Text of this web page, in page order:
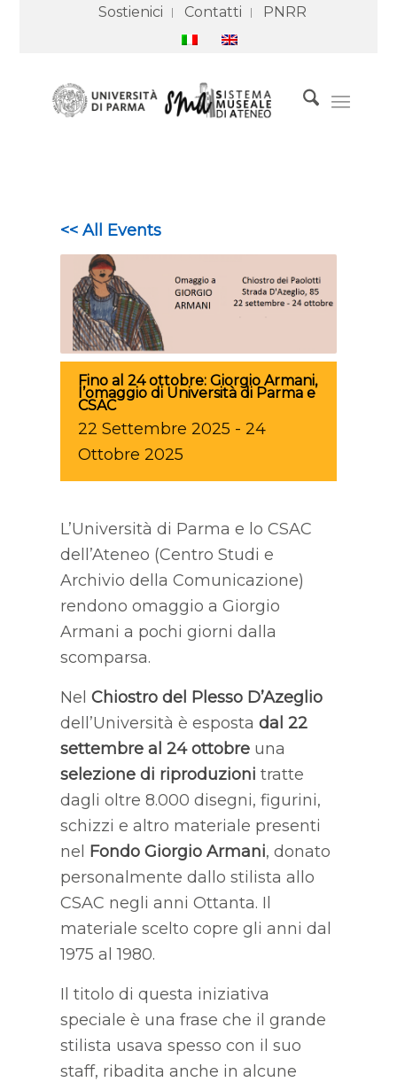
Sostienici Contatti PNRR
<< All Events
Fino al 24 ottobre: Giorgio Armani,
l’omaggio di Università di Parma e
CSAC
22 Settembre 2025 - 24
Ottobre 2025
L’Università di Parma e lo CSAC
dell’Ateneo (Centro Studi e
Archivio della Comunicazione)
rendono omaggio a Giorgio
Armani a pochi giorni dalla
scomparsa.
Nel Chiostro del Plesso D’Azeglio
dell’Università è esposta dal 22
settembre al 24 ottobreuna
selezione di riproduzioni tratte
dagli oltre 8.000 disegni, figurini,
schizzi e altro materiale presenti
nel Fondo Giorgio Armani, donato
personalmente dallo stilista allo
CSAC negli anni Ottanta. Il
materiale scelto copre gli anni dal
1975 al 1980.
Il titolo di questa iniziativa
speciale è una frase che il grande
stilista usava spesso con il suo
staff, ribadita anche in alcune